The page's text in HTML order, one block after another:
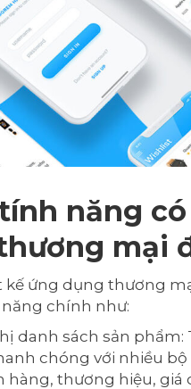
năng
mại
kế ứng dụng thương
chính như:
danh sách sản
chóng với nhiều bộ
hàng, thương hiệu, giá